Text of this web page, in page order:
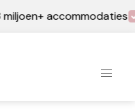
miljoen+ accommodaties